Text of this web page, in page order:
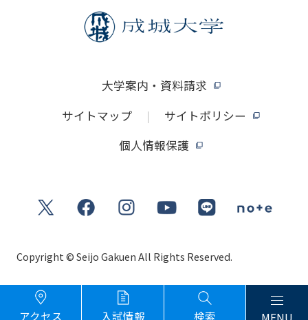
アクセス 入試情報 検索
大学案内・資料請求
サイトマップ
サイトポリシー
個人情報保護
Copyright © Seijo Gakuen All Rights Reserved.